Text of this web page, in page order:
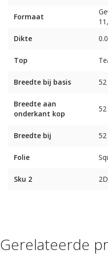
Formaat
Dikte
Top
Breedte bij basis
Breedte aan
onderkant kop
Breedte bij
Folie
Sku 2
Gerelateerde